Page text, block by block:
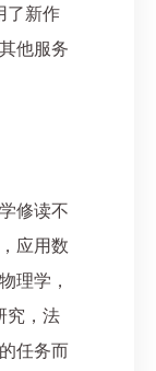
了新作
他服务
修读不
应用数
理学，
究，法
任务而